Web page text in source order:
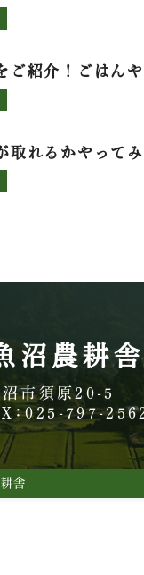
ご紹介！ごはん
取れるかやって
沼農耕舎
市須原20-5
：025-797-
舎